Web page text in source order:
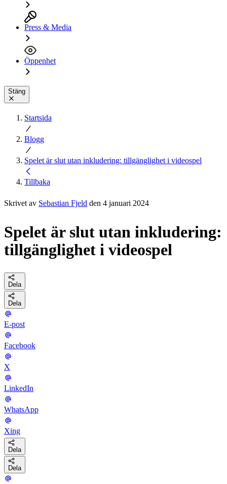
Press & Media
Öppenhet
Stäng
Startsida
Blogg
Spelet är slut utan inkludering: tillgänglighet i videospel
Tillbaka
Skrivet av Sebastian Fjeld den 4 januari 2024
Spelet är slut utan inkludering:
tillgänglighet i videospel
Dela
Dela
E-post
Facebook
X
LinkedIn
WhatsApp
Xing
Dela
Dela